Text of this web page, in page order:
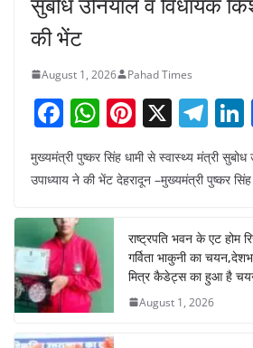
की भेंट
August 1, 2026 Pahad Times
F
a
c
b
o
o
k
W
h
at
A
p
p
Pi
nt
er
e
st
X T
el
e
gr
a
m
मुख्यमंत्री पुष्कर सिंह धामी से स्वास्थ्य मंत्री सुबोध
उपाध्याय ने की भेंट देहरादून –मुख्यमंत्री पुष्कर सिंह
राष्ट्रपति भवन के एट होम
गर्विता भाकुनी का
मित्र कैडेट्स का हुआ है
August 1, 2026